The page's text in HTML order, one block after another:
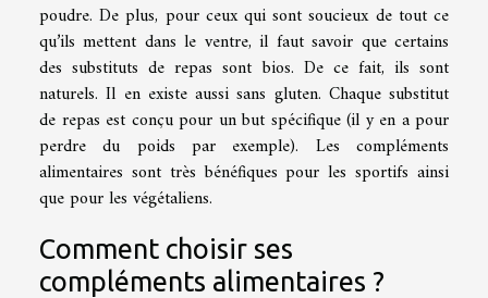
poudre. De plus, pour ceux qui sont soucieux de tout ce
qu’ils mettent dans le ventre, il faut savoir que certains
des substituts de repas sont bios. De ce fait, ils sont
naturels. Il en existe aussi sans gluten. Chaque substitut
de repas est conçu pour un but spécifique (il y en a pour
perdre du poids par exemple). Les compléments
alimentaires sont très bénéfiques pour les sportifs ainsi
que pour les végétaliens.
Comment choisir ses
compléments alimentaires ?